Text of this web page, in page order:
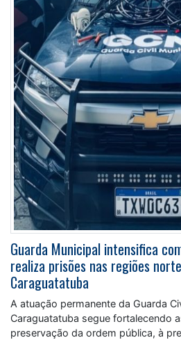
Guarda Municipal intensifica
realiza prisões nas regiões
Caraguatatuba
A atuação permanente da Guarda
Caraguatatuba segue fortalecendo
preservação da ordem pública, à